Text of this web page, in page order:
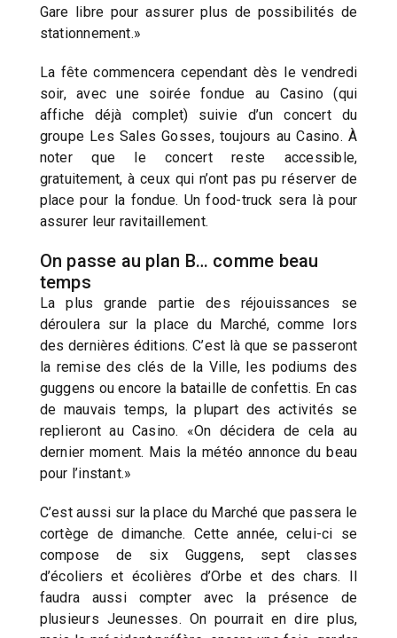
Gare libre pour assurer plus de possibilités de
stationnement.»
La fête commencera cependant dès le vendredi
soir, avec une soirée fondue au Casino (qui
affiche déjà complet) suivie d’un concert du
groupe Les Sales Gosses, toujours au Casino. À
noter que le concert reste accessible,
gratuitement, à ceux qui n’ont pas pu réserver de
place pour la fondue. Un food-truck sera là pour
assurer leur ravitaillement.
On passe au plan B… comme beau
temps
La plus grande partie des réjouissances se
déroulera sur la place du Marché, comme lors
des dernières éditions. C’est là que se passeront
la remise des clés de la Ville, les podiums des
guggens ou encore la bataille de confettis. En cas
de mauvais temps, la plupart des activités se
replieront au Casino. «On décidera de cela au
dernier moment. Mais la météo annonce du beau
pour l’instant.»
C’est aussi sur la place du Marché que passera le
cortège de dimanche. Cette année, celui-ci se
compose de six Guggens, sept classes
d’écoliers et écolières d’Orbe et des chars. Il
faudra aussi compter avec la présence de
plusieurs Jeunesses. On pourrait en dire plus,